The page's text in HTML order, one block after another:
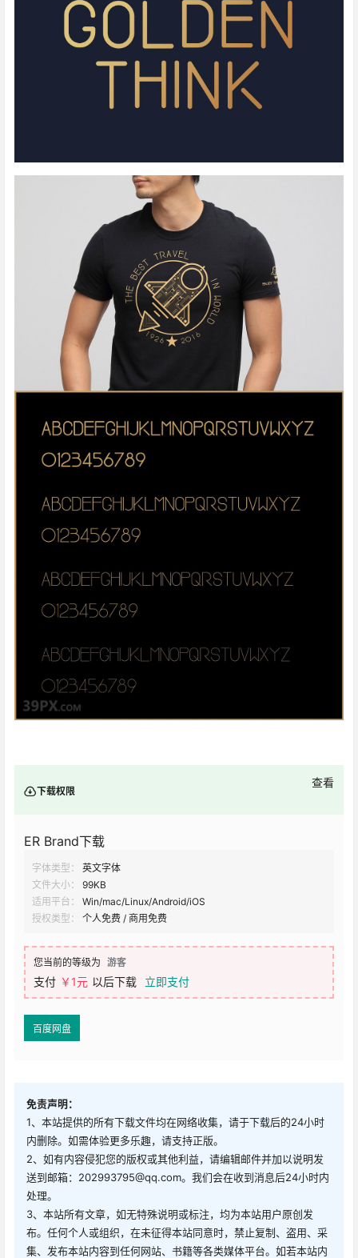
下载权限
查看
ER Brand下载
字体类型：
英文字体
文件大小：
99KB
适用平台：
Win/mac/Linux/Android/iOS
授权类型：
个人免费 / 商用免费
您当前的等级为 游客
支付 ￥1元 以后下载 立即支付
百度网盘
免责声明：
1、本站提供的所有下载文件均在网络收集，请于下载后的24小时
内删除。如需体验更多乐趣，请支持正版。
2、如有内容侵犯您的版权或其他利益，请编辑邮件并加以说明发
送到邮箱：202993795@qq.com。我们会在收到消息后24小时内
处理。
3、本站所有文章，如无特殊说明或标注，均为本站用户原创发
布。任何个人或组织，在未征得本站同意时，禁止复制、盗用、采
集、发布本站内容到任何网站、书籍等各类媒体平台。如若本站内